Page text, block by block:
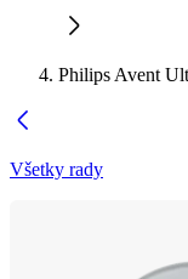
Philips Avent
Všetky rady